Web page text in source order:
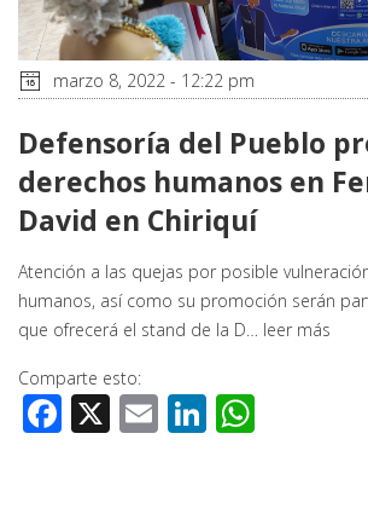
marzo 8, 2022 - 12:22 pm
Defensoría del Pueblo
derechos humanos en
David en Chiriquí
Atención a las quejas por posible
humanos, así como su promoción serán
que ofrecerá el stand de la D… leer más
Comparte esto:
Facebook
X EmailLinkedIn